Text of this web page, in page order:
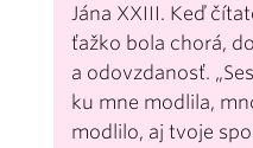
Jána XXIII. Keď
ťažko bola chorá,
a odovzdanosť.
ku mne modlila,
modlilo, aj tvoje